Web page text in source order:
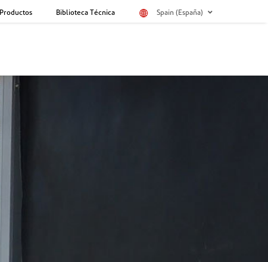
Productos Biblioteca Técnica Spain (España)